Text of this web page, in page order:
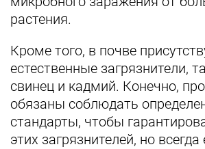
растения.
Кроме того, в почве
естественные загрязнители,
свинец и кадмий. Конечно,
обязаны соблюдать
стандарты, чтобы
этих загрязнителей, но всегда